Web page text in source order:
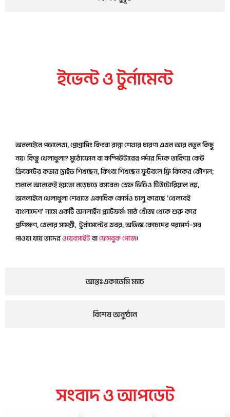
ইভেন্ট ও টুর্নামেন্ট
আন্তঃএকাডেমি ম্যাচ
বিশেষ অনুষ্ঠান
অনলাইনে পড়ালেখা, প্রোগ্রামিং কিংবা রান্না শেখার ধারণা এখন আর নতুন কিছু
নয়। কিন্তু খেলাধুলা? মুঠোফোন বা কম্পিউটারের পর্দার দিকে তাকিয়ে কেউ
ক্রিকেটের কভার ড্রাইভ শিখছেন, কিংবা শিখছেন ফুটবলে ফ্রি কিকের কৌশল;
শুনলে অনেকেই হয়তো নড়েচড়ে বসবেন। স্রেফ ভিডিও টিউটোরিয়াল নয়,
অনলাইনে খেলাধুলা শেখাতে একাধিক কোর্সও চালু করেছে ‘খেলবেই
বাংলাদেশ’ নামে একটি অনলাইন প্ল্যাটফর্ম। মাঠ খোঁজা থেকে শুরু করে
প্রশিক্ষণ, খেলার সামগ্রী, টুর্নামেন্টের খবর, অভিজ্ঞ কোচদের পরামর্শ—সব
পাওয়া যায় তাদেরওয়েবসাইটবাফেসবুক পেজে।
সংবাদ ও আপডেট